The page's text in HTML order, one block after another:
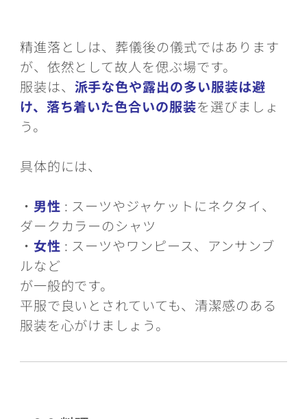
精進落としは、葬儀後の儀式ではあります
が、依然として故人を偲ぶ場です。
服装は、 派手な色や露出の多い服装は避
け、落ち着いた色合いの服装を選びましょ
う。
具体的には、
・ 男性 : スーツやジャケットにネクタイ、
ダークカラーのシャツ
・ 女性 : スーツやワンピース、アンサンブ
ルなど
が一般的です。
平服で良いとされていても、清潔感のある
服装を心がけましょう。